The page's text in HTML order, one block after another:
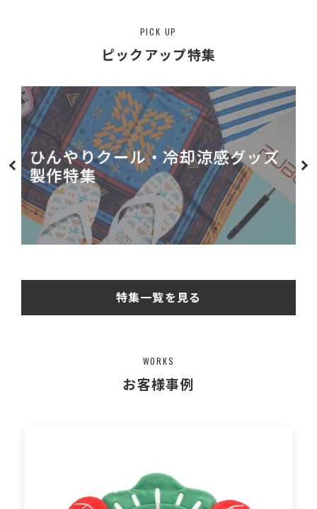
PICK UP
ピックアップ特集
サウナグッズ
特集一覧を見る
WORKS
お客様事例